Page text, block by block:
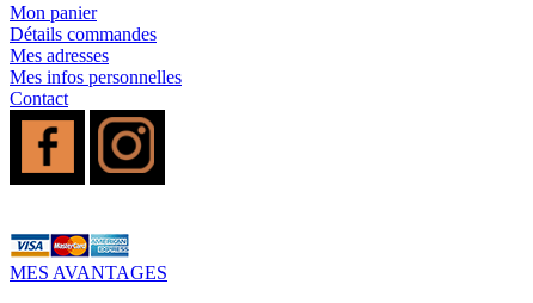
Mon panier
Détails commandes
Mes adresses
Mes infos personnelles
Contact
MES AVANTAGES